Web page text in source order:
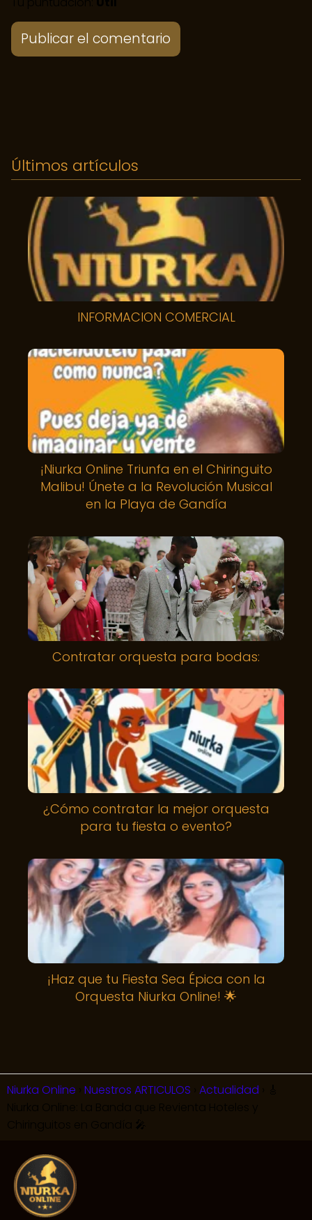
Últimos artículos
INFORMACION COMERCIAL
¡Niurka Online Triunfa en el Chiringuito
Malibu! Únete a la Revolución Musical
en la Playa de Gandía
Contratar orquesta para bodas:
¿Cómo contratar la mejor orquesta
para tu fiesta o evento?
¡Haz que tu Fiesta Sea Épica con la
Orquesta Niurka Online! 🌟
Niurka Online Nuestros ARTICULOS Actualidad